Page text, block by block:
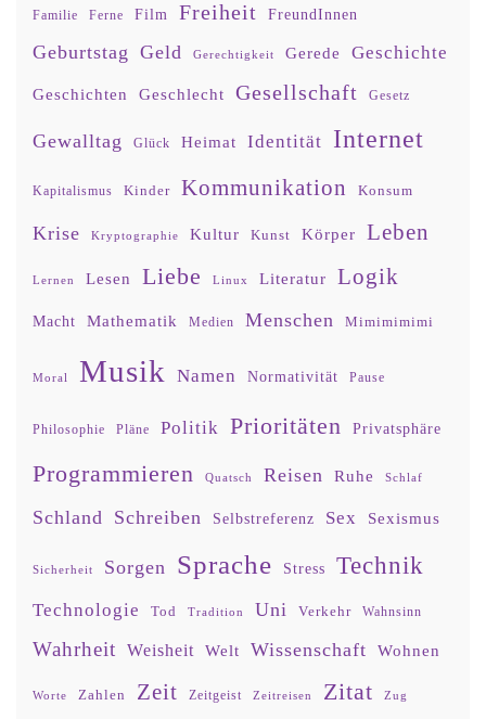
Familie Ferne Film Freiheit FreundInnen
Geburtstag Geld Gerechtigkeit Gerede Geschichte
Geschichten Geschlecht Gesellschaft Gesetz
Gewalltag Glück Heimat Identität Internet
Kapitalismus Kinder Kommunikation Konsum
Krise Kryptographie Kultur Kunst Körper Leben
Lernen Lesen Liebe Linux Literatur Logik
Macht Mathematik Medien Menschen Mimimimimi
Moral Musik Namen Normativität Pause
Philosophie Pläne Politik Prioritäten Privatsphäre
Programmieren Quatsch Reisen Ruhe Schlaf
Schland Schreiben Selbstreferenz Sex Sexismus
Sicherheit Sorgen Sprache Stress Technik
Technologie Tod Tradition Uni Verkehr Wahnsinn
Wahrheit Weisheit Welt Wissenschaft Wohnen
Worte Zahlen Zeit Zeitgeist Zeitreisen Zitat Zug